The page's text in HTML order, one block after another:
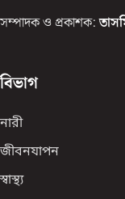
সম্পাদক ও প্রকাশক:
বিভাগ
নারী
জীবনযাপন
স্বাস্থ্য